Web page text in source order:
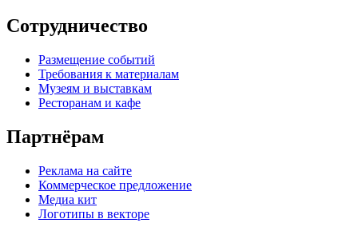
Сотрудничество
Размещение событий
Требования к материалам
Музеям и выставкам
Ресторанам и кафе
Партнёрам
Реклама на сайте
Коммерческое предложение
Медиа кит
Логотипы в векторе